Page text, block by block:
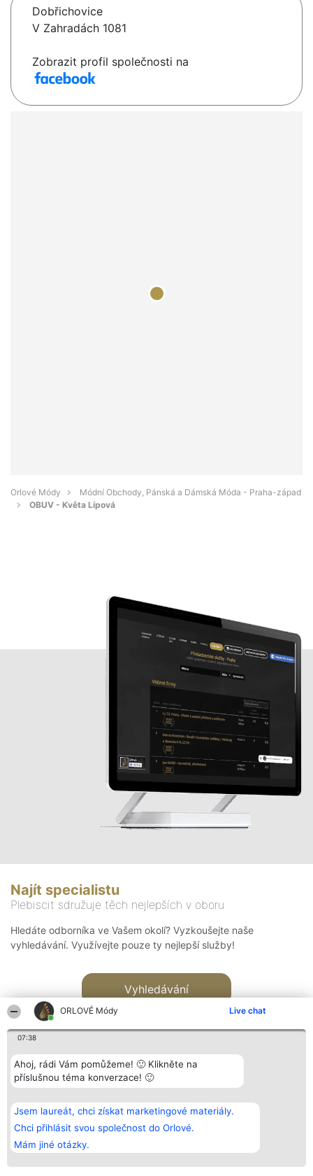
ORLOVÉ Módy Live chat
07:38
Ahoj, rádi Vám pomůžeme! 🙂 Klikněte na
příslušnou téma konverzace! 🙂
Jsem laureát, chci získat marketingové materiály.
Chci přihlásit svou společnost do Orlové.
Mám jiné otázky.
Dobřichovice
V Zahradách 1081
Zobrazit profil společnosti na
Orlové Módy
Módní Obchody, Pánská a Dámská Móda - Praha-západ
OBUV - Květa Lípová
Najít specialistu
Plebiscit sdružuje těch nejlepších v oboru
Hledáte odborníka ve Vašem okolí? Vyzkoušejte naše
vyhledávání. Využívejte pouze ty nejlepší služby!
Vyhledávání
Bright Side Solutions sp. z o.
o. sp. k.
ul. Ruska 22
Wrocław 50-079
KRS 0000749100 | Regon
381313360 | NIP 8943132676
Vítězové
Seznam všech
laureátů
Zásady
Zásady
Kontakt